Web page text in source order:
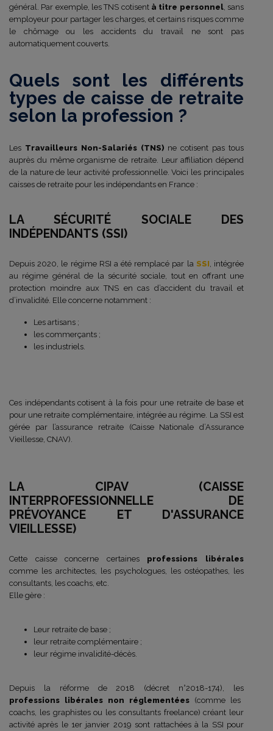
général. Par exemple, les TNS cotisent à titre personnel, sans
employeur pour partager les charges, et certains risques comme
le chômage ou les accidents du travail ne sont pas
automatiquement couverts.
Quels sont les différents
types de caisse de retraite
selon la profession ?
Les Travailleurs Non-Salariés (TNS) ne cotisent pas tous
auprès du même organisme de retraite. Leur affiliation dépend
de la nature de leur activité professionnelle. Voici les principales
caisses de retraite pour les indépendants en France :
LA SÉCURITÉ SOCIALE DES
INDÉPENDANTS (SSI)
Depuis 2020, le régime RSI a été remplacé par la SSI , intégrée
au régime général de la sécurité sociale, tout en offrant une
protection moindre aux TNS en cas d’accident du travail et
d’invalidité. Elle concerne notamment :
Les artisans ;
les commerçants ;
les industriels.
Ces indépendants cotisent à la fois pour une retraite de base et
pour une retraite complémentaire, intégrée au régime. La SSI est
gérée par l’assurance retraite (Caisse Nationale d’Assurance
Vieillesse, CNAV).
LA CIPAV (CAISSE
INTERPROFESSIONNELLE DE
PRÉVOYANCE ET D'ASSURANCE
VIEILLESSE)
Cette caisse concerne certaines professions libérales
comme les architectes, les psychologues, les ostéopathes, les
consultants, les coachs, etc.
Elle gère :
Leur retraite de base ;
leur retraite complémentaire ;
leur régime invalidité-décès.
Depuis la réforme de 2018 (décret n°2018-174), les
professions libérales non réglementées (comme les
coachs, les graphistes ou les consultants freelance) créant leur
activité après le 1er janvier 2019 sont rattachées à la SSI pour